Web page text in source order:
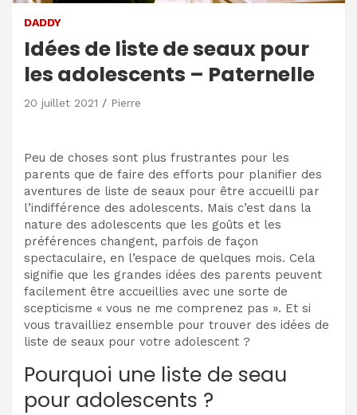
DADDY
Idées de liste de seaux pour
les adolescents – Paternelle
20 juillet 2021 Pierre
Peu de choses sont plus frustrantes pour les
parents que de faire des efforts pour planifier des
aventures de liste de seaux pour être accueilli par
l’indifférence des adolescents. Mais c’est dans la
nature des adolescents que les goûts et les
préférences changent, parfois de façon
spectaculaire, en l’espace de quelques mois. Cela
signifie que les grandes idées des parents peuvent
facilement être accueillies avec une sorte de
scepticisme « vous ne me comprenez pas ». Et si
vous travailliez ensemble pour trouver des idées de
liste de seaux pour votre adolescent ?
Pourquoi une liste de seau
pour adolescents ?